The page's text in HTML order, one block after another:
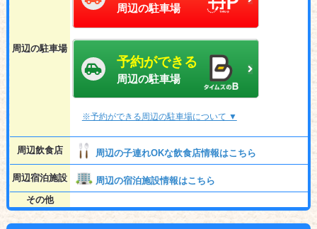
周辺の駐車場
周辺の駐車場
予約ができる
周辺の駐車場
※予約ができる周辺の駐車場について ▼
周辺飲食店 周辺の子連れOKな飲食店情報はこちら
周辺宿泊施設
周辺の宿泊施設情報はこちら
その他